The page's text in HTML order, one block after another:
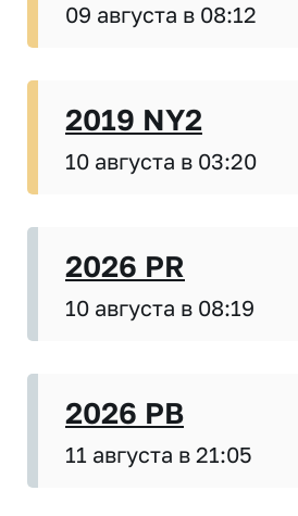
09 августа в 08:12
2019 NY2
10 августа в 03:20
2026 PR
10 августа в 08:19
2026 PB
11 августа в 21:05